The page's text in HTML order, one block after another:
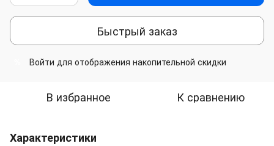
Быстрый заказ
Войти для отображения накопительной скидки
В избранное К сравнению
Характеристики